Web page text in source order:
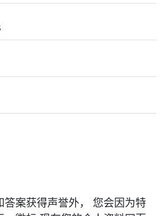
答案获得声誉外， 您会因为特